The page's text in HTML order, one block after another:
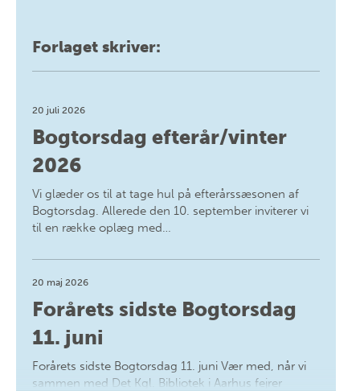
Forlaget skriver:
20 juli 2026
Bogtorsdag efterår/vinter
2026
Vi glæder os til at tage hul på efterårssæsonen af
Bogtorsdag. Allerede den 10. september inviterer vi
til en række oplæg med…
20 maj 2026
Forårets sidste Bogtorsdag
11. juni
Forårets sidste Bogtorsdag 11. juni Vær med, når vi
sammen med Det Kgl. Bibliotek i Aarhus fejrer